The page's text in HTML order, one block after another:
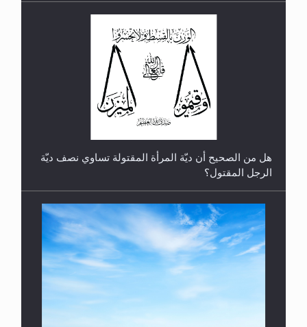
رأيٌ في لغة المسيح الموعود عليه السلام.. 4...
هل من الصحيح أن ديّة المرأة المقتولة تساوي نصف ديّة
الرجل المقتول؟